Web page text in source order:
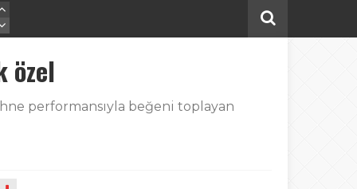
özel
performansıyla beğeni toplayan